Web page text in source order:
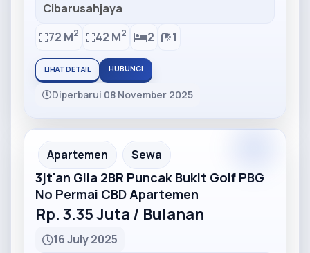
Cibarusahjaya
72 M2 42 M2 2 1
LIHAT DETAIL HUBUNGI
Diperbarui 08 November 2025
Partner Ad
Apartemen Sewa
3jt'an Gila 2BR Puncak Bukit Golf PBG
No Permai CBD Apartemen
Rp. 3.35 Juta / Bulanan
16 July 2025